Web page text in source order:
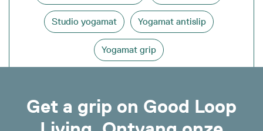
Studio yogamat Yogamat antislip
Yogamat grip
Get a grip on Good Loop